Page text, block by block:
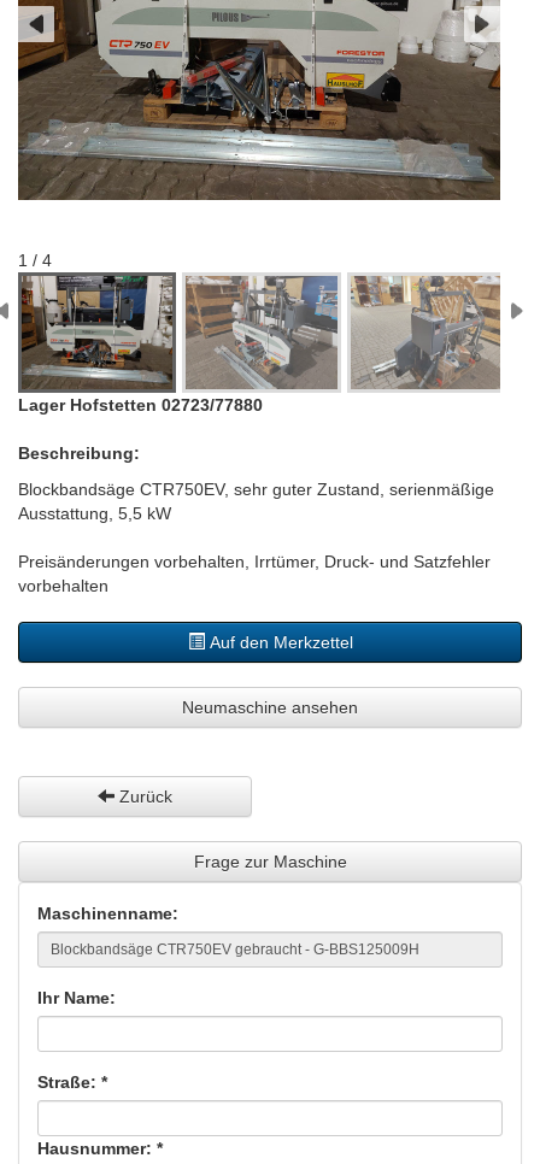
1 / 4
Lager Hofstetten 02723/77880
Beschreibung:
Blockbandsäge CTR750EV, sehr guter Zustand, serienmäßige
Ausstattung, 5,5 kW
Preisänderungen vorbehalten, Irrtümer, Druck- und Satzfehler
vorbehalten
Auf den Merkzettel
Neumaschine ansehen
Zurück
Frage zur Maschine
Maschinenname:
Ihr Name:
Straße: *
Hausnummer: *